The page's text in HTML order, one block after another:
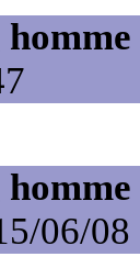
06/08